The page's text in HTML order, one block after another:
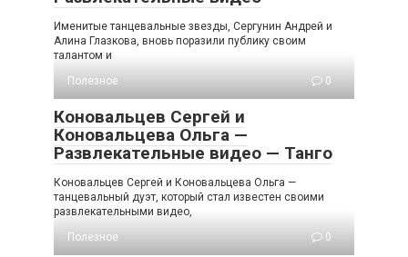
Именитые танцевальные звезды, Сергунин Андрей и
Алина Глазкова, вновь поразили публику своим
талантом и
Полезное
0
Коновальцев Сергей и
Коновальцева Ольга —
Развлекательные видео — Танго
Коновальцев Сергей и Коновальцева Ольга —
танцевальный дуэт, который стал известен своими
развлекательными видео,
Полезное
0